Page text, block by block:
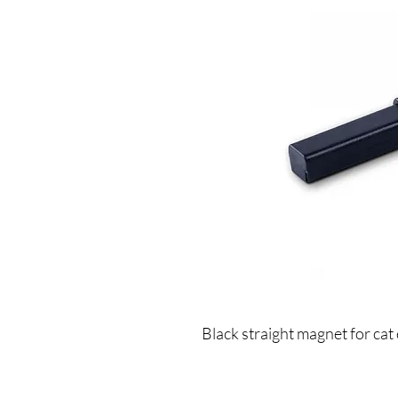
Black straight magnet for cat